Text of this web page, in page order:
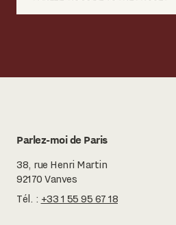
Parlez-moi de Paris
38, rue Henri Martin
92170 Vanves
Tél. : +33 1 55 95 67 18